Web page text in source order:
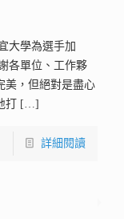
大學為選手加
各單位、工作夥
美，但絕對是盡心
[…]
詳細閱讀